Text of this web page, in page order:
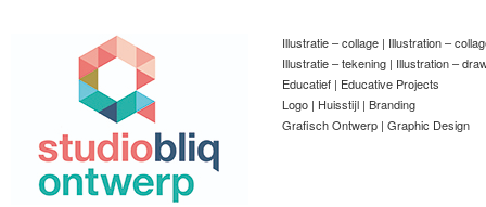
Illustratie – collage | Illustration –
Illustratie – tekening | Illustration –
Educatief | Educative Projects
Logo | Huisstijl | Branding
Grafisch Ontwerp | Graphic Design